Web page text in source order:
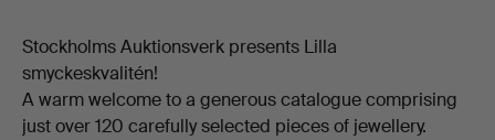
Stockholms Auktionsverk presents Lilla
smyckeskvalitén!
A warm welcome to a generous catalogue comprising
just over 120 carefully selected pieces of jewellery.